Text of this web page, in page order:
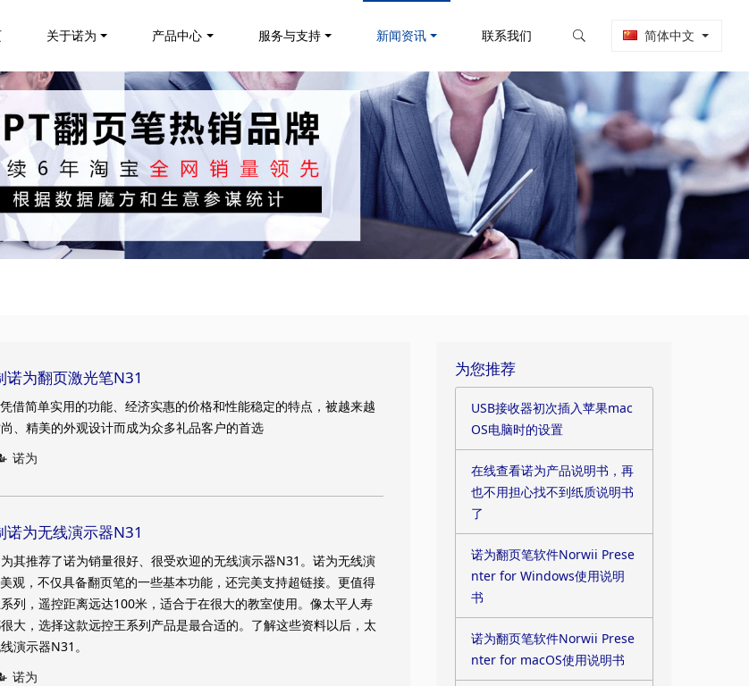
简体中文
关于诺为 产品中心 服务与支持 新闻资讯 联系我们
诺为翻页激光笔N31
借简单实用的功能、经济实惠的价格和性能稳定的特点，被越来越
、精美的外观设计而成为众多礼品客户的首选
诺为
诺为无线演示器N31
其推荐了诺为销量很好、很受欢迎的无线演示器N31。诺为无线演
观，不仅具备翻页笔的一些基本功能，还完美支持超链接。更值得
列，遥控距离远达100米，适合于在很大的教室使用。像太平人寿
大，选择这款远控王系列产品是最合适的。了解这些资料以后，太
演示器N31。
诺为
为您推荐
USB接收器初次插入苹果mac
OS电脑时的设置
在线查看诺为产品说明书，再
也不用担心找不到纸质说明书
了
诺为翻页笔软件Norwii Prese
nter for Windows使用说明
书
诺为翻页笔软件Norwii Prese
nter for macOS使用说明书